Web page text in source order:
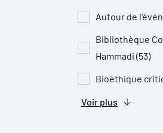
Autour de
Bibliothèque
Hammadi (53)
Bioéthique
Voir plus